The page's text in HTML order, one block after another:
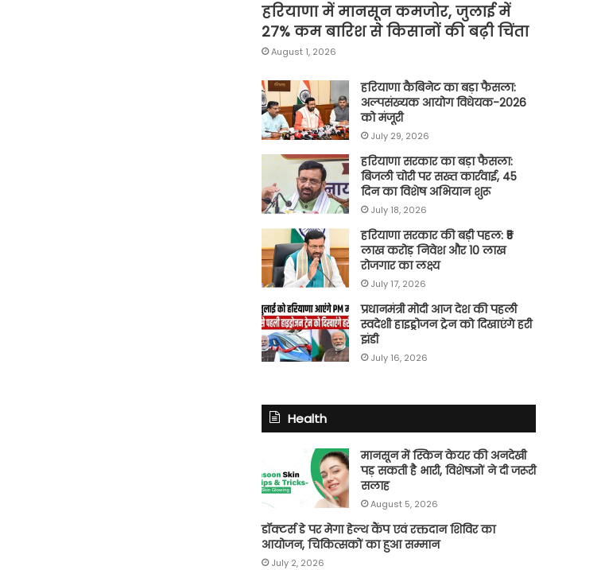
हरियाणा में मानसून कमजोर, जुलाई में
27% कम बारिश से किसानों की बढ़ी चिंता
August 1, 2026
हरियाणा कैबिनेट का बड़ा फैसला:
अल्पसंख्यक आयोग विधेयक-2026
को मंजूरी
July 29, 2026
हरियाणा सरकार का बड़ा फैसला:
बिजली चोरी पर सख्त कार्रवाई, 45
दिन का विशेष अभियान शुरू
July 18, 2026
हरियाणा सरकार की बड़ी पहल: ₹5
लाख करोड़ निवेश और 10 लाख
रोजगार का लक्ष्य
July 17, 2026
प्रधानमंत्री मोदी आज देश की पहली
स्वदेशी हाइड्रोजन ट्रेन को दिखाएंगे हरी
झंडी
July 16, 2026
Health
मानसून में स्किन केयर की अनदेखी
पड़ सकती है भारी, विशेषज्ञों ने दी जरूरी
सलाह
August 5, 2026
डॉक्टर्स डे पर मेगा हेल्थ कैंप एवं रक्तदान शिविर का
आयोजन, चिकित्सकों का हुआ सम्मान
July 2, 2026